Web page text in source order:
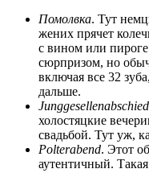
Помолвка. Тут
жених прячет
с вином или
сюрпризом, но
включая все 32
дальше.
Junggesellenabschied
холостяцкие
свадьбой. Тут уж,
Polterabend. Этот
аутентичный.